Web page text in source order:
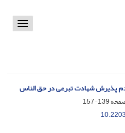
Toggle
پذیرش شهادت تبرعی در حق الناس
139-157